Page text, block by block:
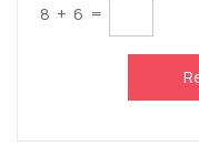
8 + 6 =